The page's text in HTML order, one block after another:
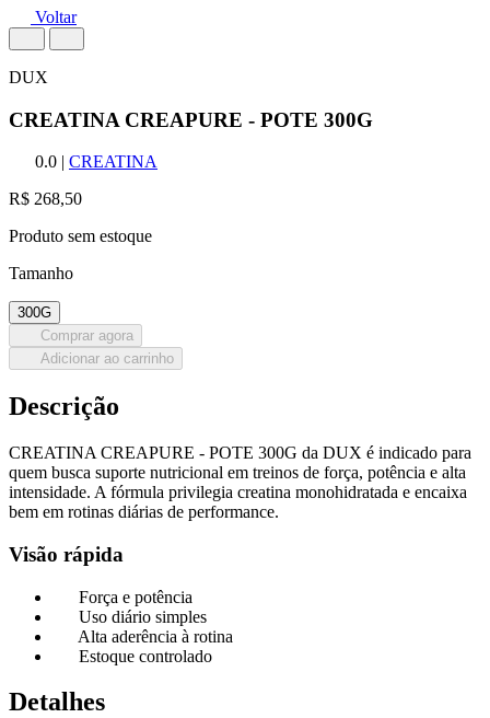
Voltar
DUX
CREATINA CREAPURE - POTE 300G
0.0 | CREATINA
R$ 268,50
Produto sem estoque
Tamanho
300G
Comprar agora
Adicionar ao carrinho
Descrição
CREATINA CREAPURE - POTE 300G da DUX é indicado para
quem busca suporte nutricional em treinos de força, potência e alta
intensidade. A fórmula privilegia creatina monohidratada e encaixa
bem em rotinas diárias de performance.
Visão rápida
Força e potência
Uso diário simples
Alta aderência à rotina
Estoque controlado
Detalhes